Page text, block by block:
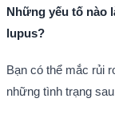
Những yếu tố nào
lupus?
Bạn có thể mắc rủi
những tình trạng